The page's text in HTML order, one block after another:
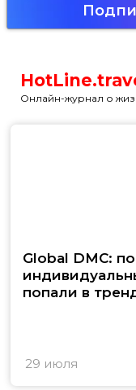
Онлайн-журнал о
Global DMC:
попали в
29 июля